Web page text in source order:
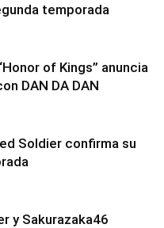
temporada
of Kings” anuncia
DAN DA DAN
Soldier confirma su
y Sakurazaka46